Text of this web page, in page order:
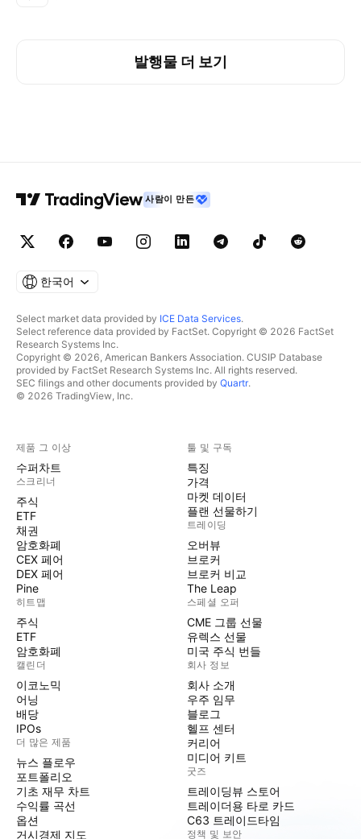
발행물 더 보기
사람이 만든
한국어
Select market data provided by ICE Data Services.
Select reference data provided by FactSet. Copyright © 2026 FactSet
Research Systems Inc.
Copyright © 2026, American Bankers Association. CUSIP Database
provided by FactSet Research Systems Inc. All rights reserved.
SEC filings and other documents provided by Quartr.
© 2026 TradingView, Inc.
제품 그 이상
수퍼차트
스크리너
주식
ETF
채권
암호화폐
CEX 페어
DEX 페어
Pine
히트맵
주식
ETF
암호화폐
캘린더
이코노믹
어닝
배당
IPOs
더 많은 제품
뉴스 플로우
포트폴리오
기초 재무 차트
수익률 곡선
옵션
거시경제 지도
툴 및 구독
특징
가격
마켓 데이터
플랜 선물하기
트레이딩
오버뷰
브로커
브로커 비교
The Leap
스페셜 오퍼
CME 그룹 선물
유렉스 선물
미국 주식 번들
회사 정보
회사 소개
우주 임무
블로그
헬프 센터
커리어
미디어 키트
굿즈
트레이딩뷰 스토어
트레이더용 타로 카드
C63 트레이드타임
정책 및 보안